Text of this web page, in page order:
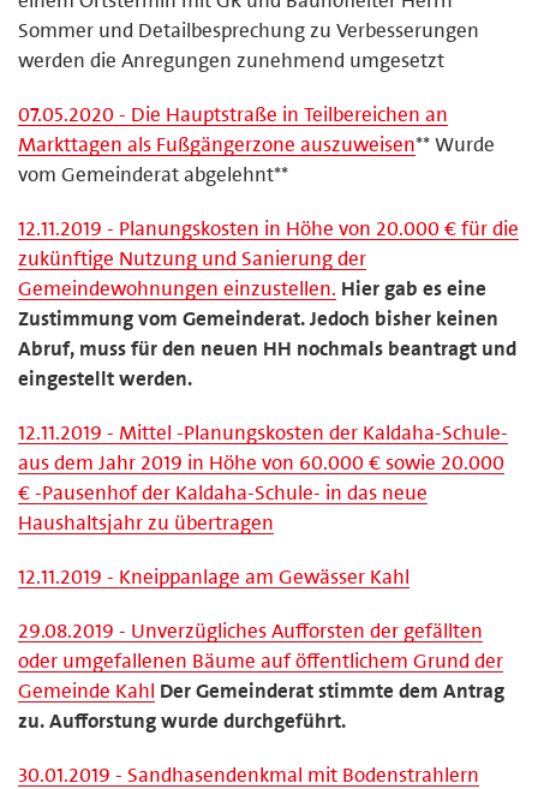
Sommer und Detailbesprechung zu Verbesserungen
werden die Anregungen zunehmend umgesetzt
07.05.2020 - Die Hauptstraße in Teilbereichen an
Markttagen als Fußgängerzone auszuweisen** Wurde
vom Gemeinderat abgelehnt**
12.11.2019 - Planungskosten in Höhe von 20.000 € für die
zukünftige Nutzung und Sanierung der
Gemeindewohnungen einzustellen. Hier gab es eine
Zustimmung vom Gemeinderat. Jedoch bisher keinen
Abruf, muss für den neuen HH nochmals beantragt und
eingestellt werden.
12.11.2019 - Mittel -Planungskosten der Kaldaha-Schule-
aus dem Jahr 2019 in Höhe von 60.000 € sowie 20.000
€ -Pausenhof der Kaldaha-Schule- in das neue
Haushaltsjahr zu übertragen
12.11.2019 - Kneippanlage am Gewässer Kahl
29.08.2019 - Unverzügliches Aufforsten der gefällten
oder umgefallenen Bäume auf öffentlichem Grund der
Gemeinde Kahl Der Gemeinderat stimmte dem Antrag
zu. Aufforstung wurde durchgeführt.
30.01.2019 - Sandhasendenkmal mit Bodenstrahlern